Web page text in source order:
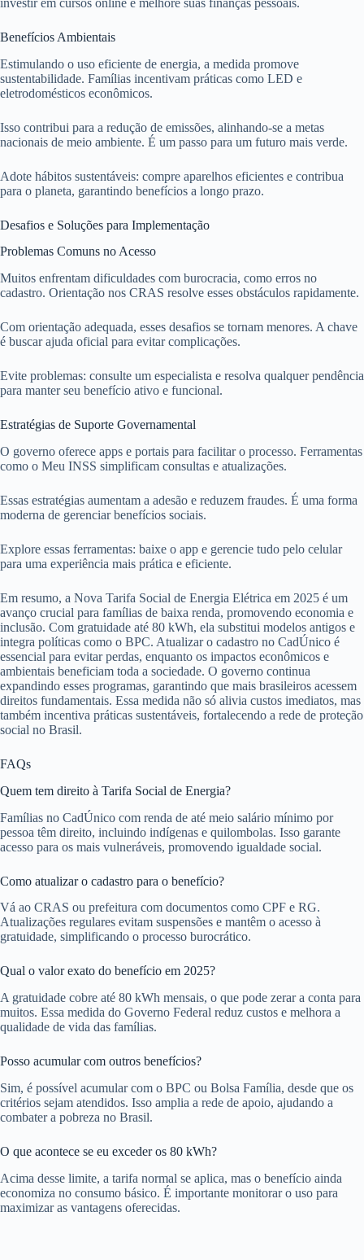
Benefícios Ambientais
Estimulando o uso eficiente de energia, a medida promove
sustentabilidade. Famílias incentivam práticas como LED e
eletrodomésticos econômicos.
Isso contribui para a redução de emissões, alinhando-se a metas
nacionais de meio ambiente. É um passo para um futuro mais verde.
Adote hábitos sustentáveis: compre aparelhos eficientes e contribua
para o planeta, garantindo benefícios a longo prazo.
Desafios e Soluções para Implementação
Problemas Comuns no Acesso
Muitos enfrentam dificuldades com burocracia, como erros no
cadastro. Orientação nos CRAS resolve esses obstáculos rapidamente.
Com orientação adequada, esses desafios se tornam menores. A chave
é buscar ajuda oficial para evitar complicações.
Evite problemas: consulte um especialista e resolva qualquer pendência
para manter seu benefício ativo e funcional.
Estratégias de Suporte Governamental
O governo oferece apps e portais para facilitar o processo. Ferramentas
como o Meu INSS simplificam consultas e atualizações.
Essas estratégias aumentam a adesão e reduzem fraudes. É uma forma
moderna de gerenciar benefícios sociais.
Explore essas ferramentas: baixe o app e gerencie tudo pelo celular
para uma experiência mais prática e eficiente.
Em resumo, a Nova Tarifa Social de Energia Elétrica em 2025 é um
avanço crucial para famílias de baixa renda, promovendo economia e
inclusão. Com gratuidade até 80 kWh, ela substitui modelos antigos e
integra políticas como o BPC. Atualizar o cadastro no CadÚnico é
essencial para evitar perdas, enquanto os impactos econômicos e
ambientais beneficiam toda a sociedade. O governo continua
expandindo esses programas, garantindo que mais brasileiros acessem
direitos fundamentais. Essa medida não só alivia custos imediatos, mas
também incentiva práticas sustentáveis, fortalecendo a rede de proteção
social no Brasil.
FAQs
Quem tem direito à Tarifa Social de Energia?
Famílias no CadÚnico com renda de até meio salário mínimo por
pessoa têm direito, incluindo indígenas e quilombolas. Isso garante
acesso para os mais vulneráveis, promovendo igualdade social.
Como atualizar o cadastro para o benefício?
Vá ao CRAS ou prefeitura com documentos como CPF e RG.
Atualizações regulares evitam suspensões e mantêm o acesso à
gratuidade, simplificando o processo burocrático.
Qual o valor exato do benefício em 2025?
A gratuidade cobre até 80 kWh mensais, o que pode zerar a conta para
muitos. Essa medida do Governo Federal reduz custos e melhora a
qualidade de vida das famílias.
Posso acumular com outros benefícios?
Sim, é possível acumular com o BPC ou Bolsa Família, desde que os
critérios sejam atendidos. Isso amplia a rede de apoio, ajudando a
combater a pobreza no Brasil.
O que acontece se eu exceder os 80 kWh?
Acima desse limite, a tarifa normal se aplica, mas o benefício ainda
economiza no consumo básico. É importante monitorar o uso para
maximizar as vantagens oferecidas.